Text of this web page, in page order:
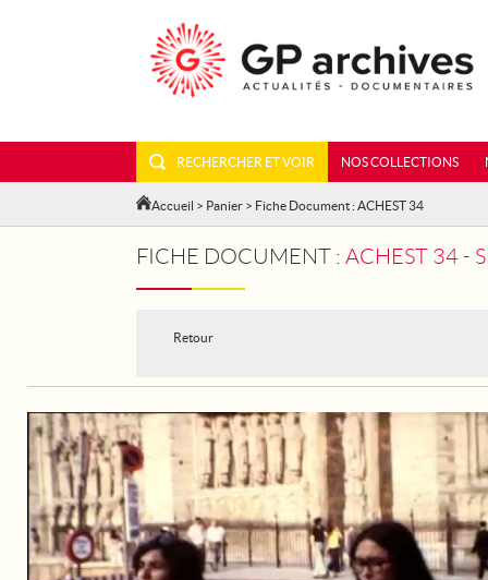
RECHERCHER ET VOIR NOS COLLECTIONS
Accueil > Panier > Fiche Document : ACHEST 34
FICHE DOCUMENT : ACHEST 34 -
Retour